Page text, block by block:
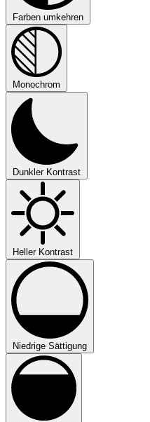
Farben umkehren
Monochrom
Dunkler Kontrast
Heller Kontrast
Niedrige Sättigung